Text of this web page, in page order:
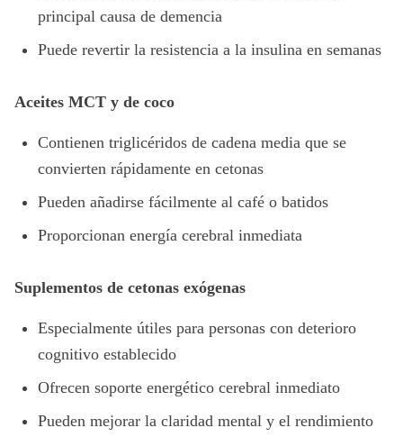
principal causa de demencia
Puede revertir la resistencia a la insulina en semanas
Aceites MCT y de coco
Contienen triglicéridos de cadena media que se
convierten rápidamente en cetonas
Pueden añadirse fácilmente al café o batidos
Proporcionan energía cerebral inmediata
Suplementos de cetonas exógenas
Especialmente útiles para personas con deterioro
cognitivo establecido
Ofrecen soporte energético cerebral inmediato
Pueden mejorar la claridad mental y el rendimiento